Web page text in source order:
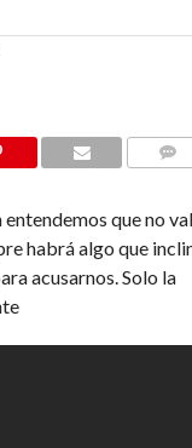
que no
habrá algo que
acusarnos. Solo la